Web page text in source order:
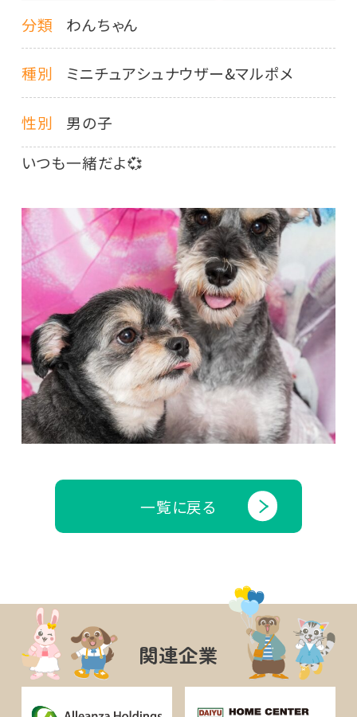
分類 わんちゃん
種別 ミニチュアシュナウザー&マルポメ
性別
男の子
いつも一緒だよ💞
一覧に戻る
関連企業